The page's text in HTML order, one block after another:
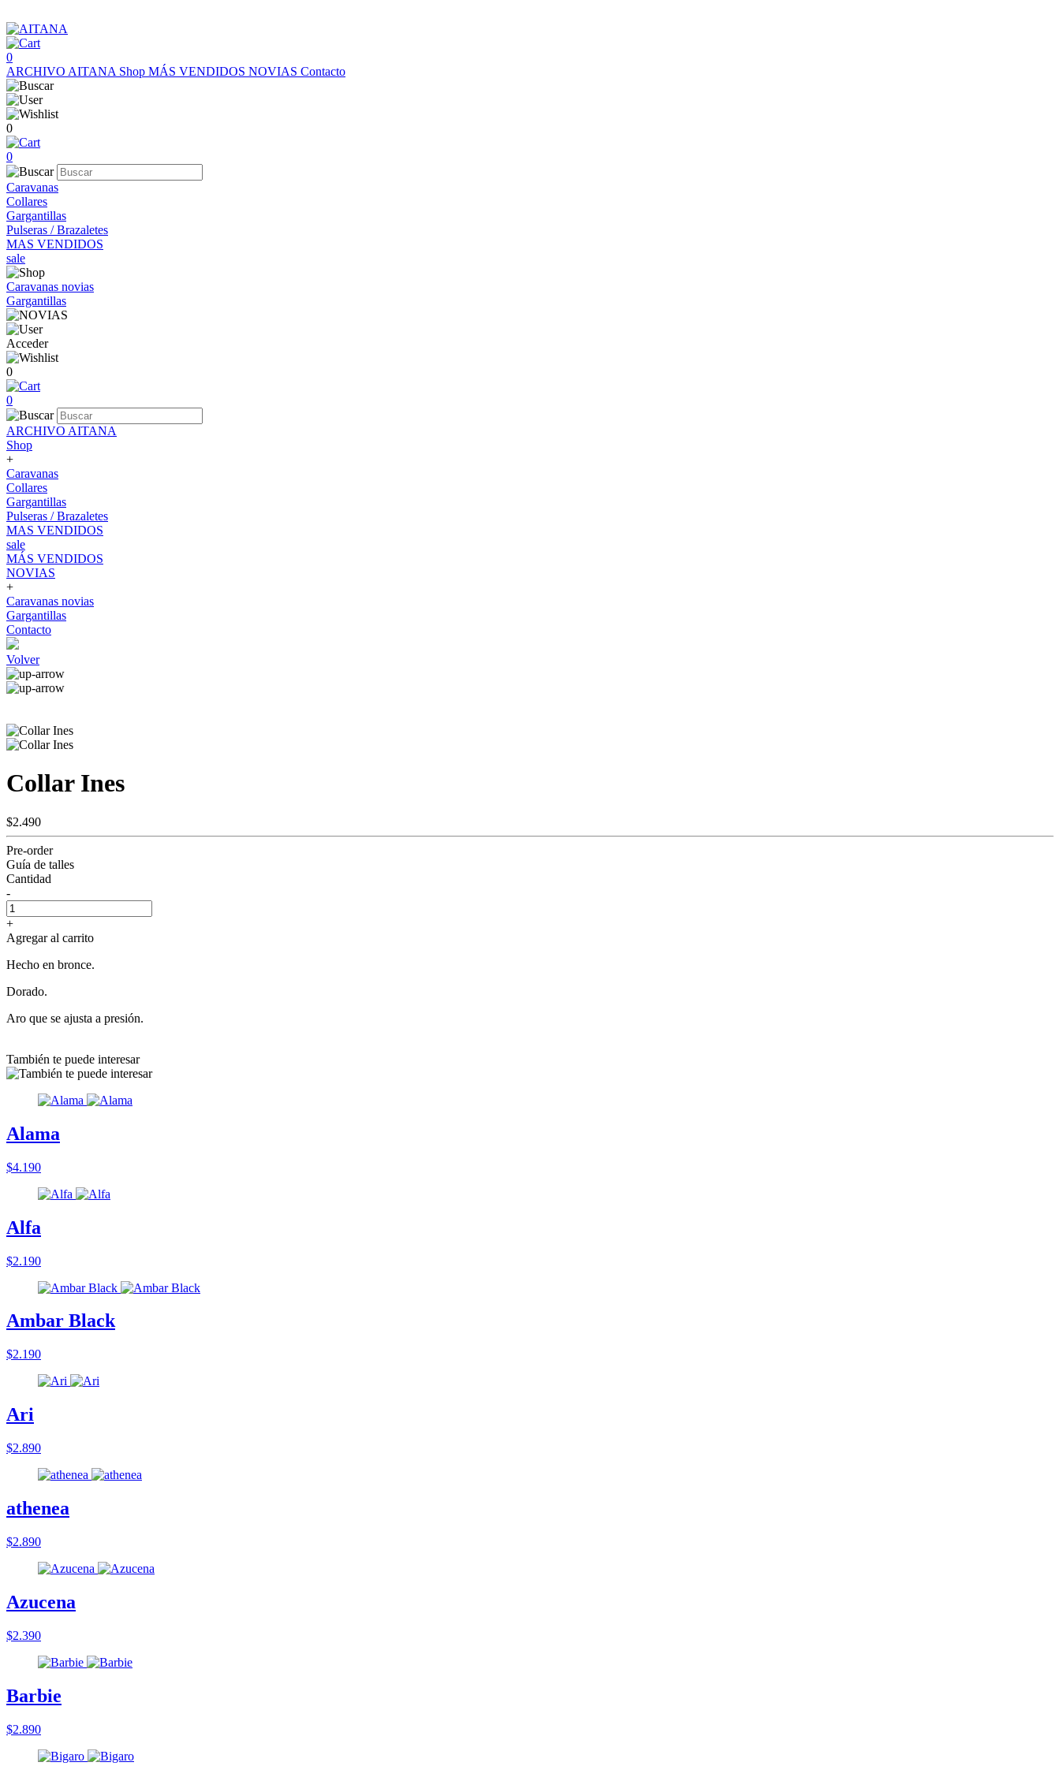
0
ARCHIVO AITANA Shop MÁS VENDIDOS NOVIAS Contacto
0
0
Caravanas
Collares
Gargantillas
Pulseras / Brazaletes
MAS VENDIDOS
sale
Caravanas novias
Gargantillas
Acceder
0
0
ARCHIVO AITANA
Shop
+
Caravanas
Collares
Gargantillas
Pulseras / Brazaletes
MAS VENDIDOS
sale
MÁS VENDIDOS
NOVIAS
+
Caravanas novias
Gargantillas
Contacto
Volver
Collar Ines
$2.490
Pre-order
Guía de talles
Cantidad
-
+
Agregar al carrito
Hecho en bronce.
Dorado.
Aro que se ajusta a presión.
También te puede interesar
Alama
$4.190
Alfa
$2.190
Ambar Black
$2.190
Ari
$2.890
athenea
$2.890
Azucena
$2.390
Barbie
$2.890